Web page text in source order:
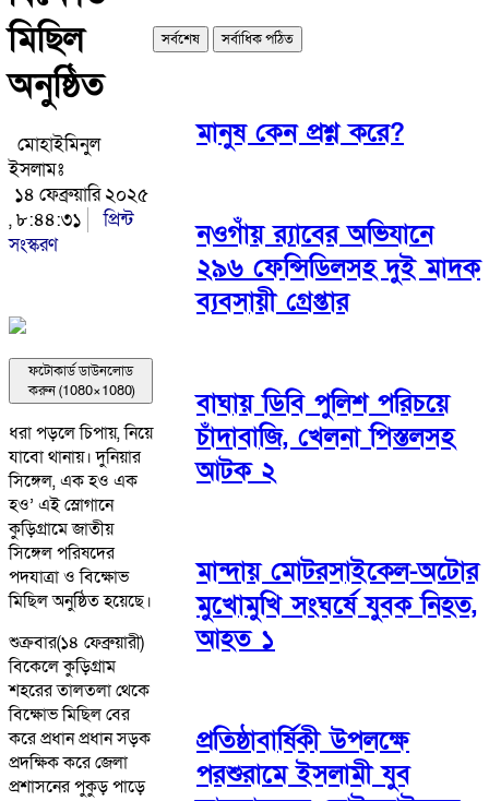
মিছিল
অনুষ্ঠিত
মোহাইমিনুল
ইসলামঃ
১৪ ফেব্রুয়ারি ২০২৫
, ৮:৪৪:৩১
প্রিন্ট
সংস্করণ
ফটোকার্ড ডাউনলোড
করুন (1080×1080)
ধরা পড়লে চিপায়, নিয়ে
যাবো থানায়। দুনিয়ার
সিঙ্গেল, এক হও এক
হও’ এই স্লোগানে
কুড়িগ্রামে জাতীয়
সিঙ্গেল পরিষদের
পদযাত্রা ও বিক্ষোভ
মিছিল অনুষ্ঠিত হয়েছে।
শুক্রবার(১৪ ফেব্রুয়ারী)
বিকেলে কুড়িগ্রাম
শহরের তালতলা থেকে
বিক্ষোভ মিছিল বের
করে প্রধান প্রধান সড়ক
প্রদক্ষিক করে জেলা
প্রশাসনের পুকুড় পাড়ে
সর্বশেষ সর্বাধিক পঠিত
মানুষ কেন প্রশ্ন করে?
নওগাঁয় র‌্যাবের অভিযানে
২৯৬ ফেন্সিডিলসহ দুই মাদক
ব্যবসায়ী গ্রেপ্তার
বাঘায় ডিবি পুলিশ পরিচয়ে
চাঁদাবাজি, খেলনা পিস্তলসহ
আটক ২
মান্দায় মোটরসাইকেল-অটোর
মুখোমুখি সংঘর্ষে যুবক নিহত,
আহত ১
প্রতিষ্ঠাবার্ষিকী উপলক্ষে
পরশুরামে ইসলামী যুব